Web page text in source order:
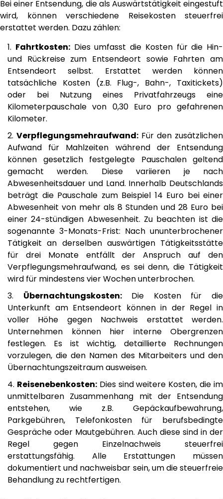
Bei einer Entsendung, die als Auswärtstätigkeit eingestuft
wird, können verschiedene Reisekosten steuerfrei
erstattet werden. Dazu zählen:
Fahrtkosten:Dies umfasst die Kosten für die Hin-
und Rückreise zum Entsendeort sowie Fahrten am
Entsendeort selbst. Erstattet werden können
tatsächliche Kosten (z.B. Flug-, Bahn-, Taxitickets)
oder bei Nutzung eines Privatfahrzeugs eine
Kilometerpauschale von 0,30 Euro pro gefahrenen
Kilometer.
Verpflegungsmehraufwand: Für den zusätzlichen
Aufwand für Mahlzeiten während der Entsendung
können gesetzlich festgelegte Pauschalen geltend
gemacht werden. Diese variieren je nach
Abwesenheitsdauer und Land. Innerhalb Deutschlands
beträgt die Pauschale zum Beispiel 14 Euro bei einer
Abwesenheit von mehr als 8 Stunden und 28 Euro bei
einer 24-stündigen Abwesenheit. Zu beachten ist die
sogenannte 3-Monats-Frist: Nach ununterbrochener
Tätigkeit an derselben auswärtigen Tätigkeitsstätte
für drei Monate entfällt der Anspruch auf den
Verpflegungsmehraufwand, es sei denn, die Tätigkeit
wird für mindestens vier Wochen unterbrochen.
Übernachtungskosten:Die Kosten für die
Unterkunft am Entsendeort können in der Regel in
voller Höhe gegen Nachweis erstattet werden.
Unternehmen können hier interne Obergrenzen
festlegen. Es ist wichtig, detaillierte Rechnungen
vorzulegen, die den Namen des Mitarbeiters und den
Übernachtungszeitraum ausweisen.
Reisenebenkosten:Dies sind weitere Kosten, die im
unmittelbaren Zusammenhang mit der Entsendung
entstehen, wie z.B. Gepäckaufbewahrung,
Parkgebühren, Telefonkosten für berufsbedingte
Gespräche oder Mautgebühren. Auch diese sind in der
Regel gegen Einzelnachweis steuerfrei
erstattungsfähig. Alle Erstattungen müssen
dokumentiert und nachweisbar sein, um die steuerfreie
Behandlung zu rechtfertigen.